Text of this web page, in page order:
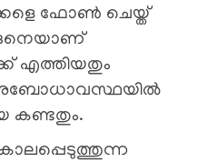
ഫോൺ ചെയ്ത്
എത്തിയതും
അബോധാവസ്ഥയിൽ
കണ്ടതും.
കൊലപ്പെടുത്തുന്ന